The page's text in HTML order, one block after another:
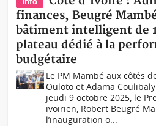
finances, Beugré
bâtiment intelligent de
plateau dédié à la
budgétaire
Le PM Mambé aux côtés
Ouloto et Adama
jeudi 9 octobre 2025, le
ivoirien, Robert Beugré
l’inauguration o...